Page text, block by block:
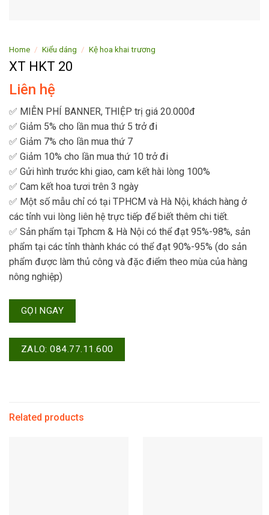
Home / Kiểu dáng / Kệ hoa khai trương
XT HKT 20
Liên hệ
✅ MIỄN PHÍ BANNER, THIỆP trị giá 20.000đ
✅ Giảm 5% cho lần mua thứ 5 trở đi
✅ Giảm 7% cho lần mua thứ 7
✅ Giảm 10% cho lần mua thứ 10 trở đi
✅ Gửi hình trước khi giao, cam kết hài lòng 100%
✅ Cam kết hoa tươi trên 3 ngày
✅ Một số mẫu chỉ có tại TPHCM và Hà Nội, khách hàng ở
các tỉnh vui lòng liên hệ trực tiếp để biết thêm chi tiết.
✅ Sản phẩm tại Tphcm & Hà Nội có thể đạt 95%-98%, sản
phẩm tại các tỉnh thành khác có thể đạt 90%-95% (do sản
phẩm được làm thủ công và đặc điểm theo mùa của hàng
nông nghiệp)
GỌI NGAY
ZALO: 084.77.11.600
Related products